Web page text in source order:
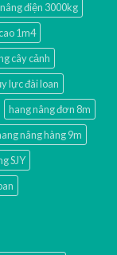
điện 3000kg
1m4
cây cảnh
lực đài loan
hang nâng đơn 8m
nâng hàng 9m
SJY